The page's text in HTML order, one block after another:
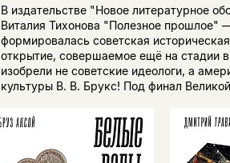
В издательстве "Новое литературное
Виталия Тихонова "Полезное прошлое"
формировалась советская
открытие, совершаемое ещё на стадии
изобрели не советские идеологи, а
культуры В. В. Брукс! Под финал